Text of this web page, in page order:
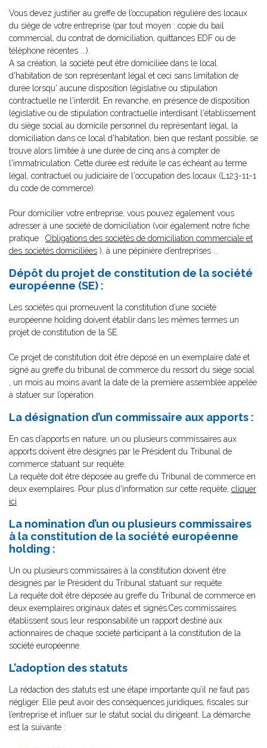
Vous devez justifier au greffe de l’occupation régulière des locaux
du siège de votre entreprise (par tout moyen : copie du bail
commercial, du contrat de domiciliation, quittances EDF ou de
téléphone récentes ...).
A sa création, la société peut être domiciliée dans le local
d'habitation de son représentant légal et ceci sans limitation de
durée lorsqu' aucune disposition législative ou stipulation
contractuelle ne l'interdit. En revanche, en présence de disposition
législative ou de stipulation contractuelle interdisant l'établissement
du siège social au domicile personnel du représentant légal, la
domiciliation dans ce local d'habitation, bien que restant possible, se
trouve alors limitée à une durée de cinq ans à compter de
l'immatriculation. Cette durée est réduite le cas échéant au terme
légal, contractuel ou judiciaire de l'occupation des locaux (L123-11-1
du code de commerce).
Pour domicilier votre entreprise, vous pouvez également vous
adresser à une société de domiciliation (voir également notre fiche
pratique : Obligations des sociétés de domiciliation commerciale et
des sociétés domiciliées ), à une pépinière d’entreprises ...
Dépôt du projet de constitution de la société
européenne (SE) :
Les sociétés qui promeuvent la constitution d’une société
européenne holding doivent établir dans les mêmes termes un
projet de constitution de la SE.
Ce projet de constitution doit être déposé en un exemplaire daté et
signé au greffe du tribunal de commerce du ressort du siège social
, un mois au moins avant la date de la première assemblée appelée
à statuer sur l’opération.
La désignation d’un commissaire aux apports :
En cas d’apports en nature, un ou plusieurs commissaires aux
apports doivent être désignés par le Président du Tribunal de
commerce statuant sur requête.
La requête doit être déposée au greffe du Tribunal de commerce en
deux exemplaires. Pour plus d'information sur cette requête, cliquer
ici
La nomination d’un ou plusieurs commissaires
à la constitution de la société européenne
holding :
Un ou plusieurs commissaires à la constitution doivent être
désignés par le Président du Tribunal statuant sur requête.
La requête doit être déposée au greffe du Tribunal de commerce en
deux exemplaires originaux datés et signés.Ces commissaires
établissent sous leur responsabilité un rapport destiné aux
actionnaires de chaque société participant à la constitution de la
société européenne.
L’adoption des statuts
La rédaction des statuts est une étape importante qu’il ne faut pas
négliger. Elle peut avoir des conséquences juridiques, fiscales sur
l’entreprise et influer sur le statut social du dirigeant. La démarche
est la suivante :